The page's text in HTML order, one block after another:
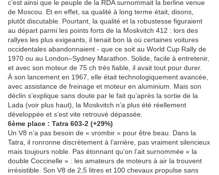
c’est ainsi que le peuple de la RDA surnommait la berline venue
de Moscou. Et en effet, sa qualité à long terme était, disons,
plutôt discutable. Pourtant, la qualité et la robustesse figuraient
au départ parmi les points forts de la Moskvitch 412 : lors des
rallyes les plus exigeants, il tenait bon là où certaines voitures
occidentales abandonnaient - que ce soit au World Cup Rally de
1970 ou au London–Sydney Marathon. Solide, facile à entretenir,
et avec son moteur de 75 ch très fiable, il avait tout pour durer.
À son lancement en 1967, elle était technologiquement avancée,
avec assistance de freinage et moteur en aluminium. Mais son
déclin s’explique sans doute par le fait qu’après la sortie de la
Lada (voir plus haut), la Moskvitch n’a plus été réellement
développée et s’est vite retrouvé dépassée.
6ème place : Tatra 603-2 (+29%)
Un V8 n’a pas besoin de « vrombir » pour être beau. Dans la
Tatra, il ronronne discrètement à l’arrière, pas vraiment silencieux
mais toujours noble. Pas étonnant qu’on l’ait surnommée « la
double Coccinelle » : les amateurs de moteurs à air la trouvent
irrésistible. Son V8 de 2,5 litres et 100 chevaux propulse sans